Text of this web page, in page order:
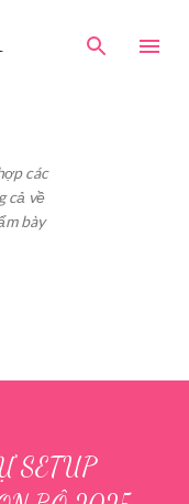
các
cả về
bày
SETUP